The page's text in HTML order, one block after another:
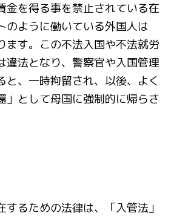
金を得る事を禁止されている在
のように働いている外国人は
ます。この不法入国や不法就労
違法となり、警察官や入国管理
と、一時拘留され、以後、よく
」として母国に強制的に帰らさ
るための法律は、「入管法」